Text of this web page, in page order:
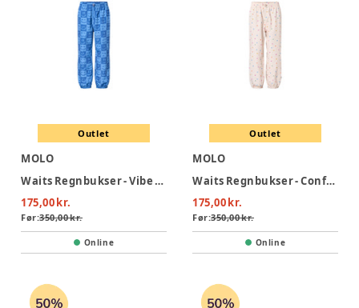
Outlet
MOLO
Waits Regnbukser - Vibe Checks BLU
175,00 kr.
Før:350,00 kr.
Online
Outlet
MOLO
Waits Regnbukser - Confetti Rainbow
175,00 kr.
Før:350,00 kr.
Online